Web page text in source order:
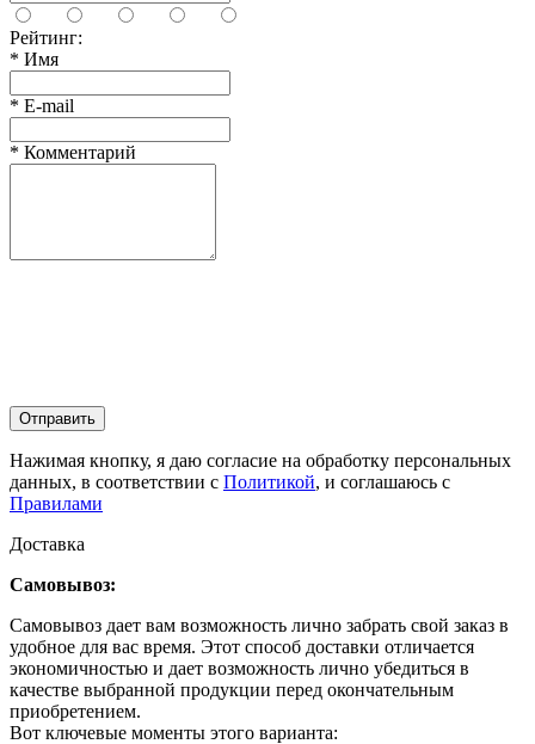
Рейтинг:
* Имя
* E-mail
* Комментарий
Отправить
Нажимая кнопку, я даю согласие на обработку персональных
данных, в соответствии с Политикой, и соглашаюсь с
Правилами
Доставка
Самовывоз:
Самовывоз дает вам возможность лично забрать свой заказ в
удобное для вас время. Этот способ доставки отличается
экономичностью и дает возможность лично убедиться в
качестве выбранной продукции перед окончательным
приобретением.
Вот ключевые моменты этого варианта: